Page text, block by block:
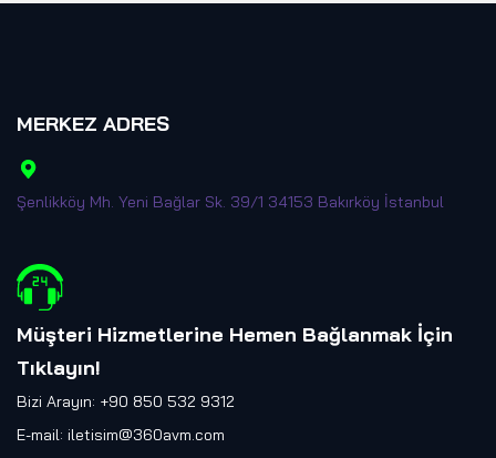
MERKEZ ADRES
Şenlikköy Mh. Yeni Bağlar Sk. 39/1 34153 Bakırköy İstanbul
Müşteri Hizmetlerine Hemen Bağlanmak İçin
Tıklayın!
Bizi Arayın: +90 850 532 9312
E-mail: iletisim@360avm.com